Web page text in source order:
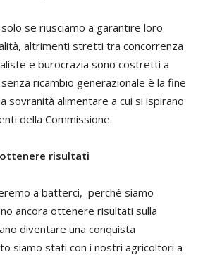
se riusciamo a garantire loro
altrimenti stretti tra concorrenza
e burocrazia sono costretti a
ricambio generazionale è la fine
sovranità alimentare a cui si ispirano
della Commissione.
risultati
a batterci, perché siamo
ancora ottenere risultati sulla
diventare una conquista
siamo stati con i nostri agricoltori a